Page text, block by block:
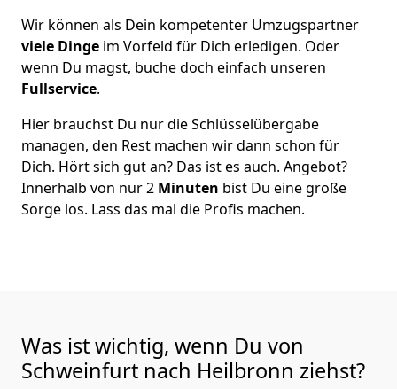
Wir können als Dein kompetenter Umzugspartner
viele Dinge im Vorfeld für Dich erledigen. Oder
wenn Du magst, buche doch einfach unseren
Fullservice.
Hier brauchst Du nur die Schlüsselübergabe
managen, den Rest machen wir dann schon für
Dich. Hört sich gut an? Das ist es auch. Angebot?
Innerhalb von nur 2 Minuten bist Du eine große
Sorge los. Lass das mal die Profis machen.
Was ist wichtig, wenn Du von
Schweinfurt nach Heilbronn ziehst?